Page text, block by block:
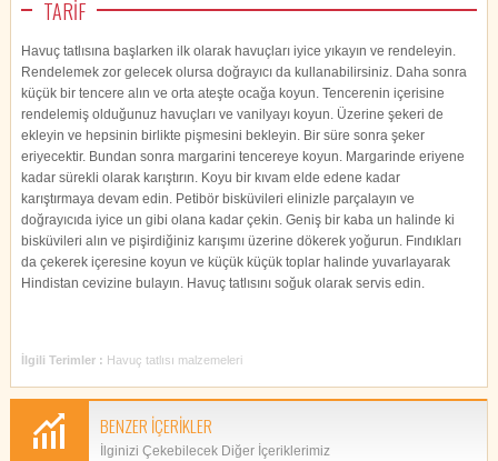
TARİF
Havuç tatlısına başlarken ilk olarak havuçları iyice yıkayın ve rendeleyin.
Rendelemek zor gelecek olursa doğrayıcı da kullanabilirsiniz. Daha sonra
küçük bir tencere alın ve orta ateşte ocağa koyun. Tencerenin içerisine
rendelemiş olduğunuz havuçları ve vanilyayı koyun. Üzerine şekeri de
ekleyin ve hepsinin birlikte pişmesini bekleyin. Bir süre sonra şeker
eriyecektir. Bundan sonra margarini tencereye koyun. Margarinde eriyene
kadar sürekli olarak karıştırın. Koyu bir kıvam elde edene kadar
karıştırmaya devam edin. Petibör bisküvileri elinizle parçalayın ve
doğrayıcıda iyice un gibi olana kadar çekin. Geniş bir kaba un halinde ki
bisküvileri alın ve pişirdiğiniz karışımı üzerine dökerek yoğurun. Fındıkları
da çekerek içeresine koyun ve küçük küçük toplar halinde yuvarlayarak
Hindistan cevizine bulayın. Havuç tatlısını soğuk olarak servis edin.
İlgili Terimler : Havuç tatlısı malzemeleri
BENZER İÇERİKLER
İlginizi Çekebilecek Diğer İçeriklerimiz